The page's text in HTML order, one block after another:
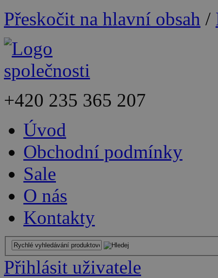
Přeskočit na hlavní obsah /
+420 235 365 207
Úvod
Obchodní podmínky
Sale
O nás
Kontakty
Přihlásit uživatele